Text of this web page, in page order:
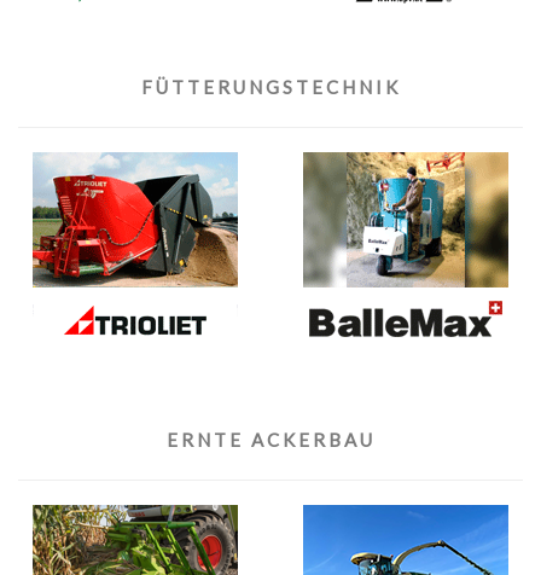
FÜTTERUNGSTECHNIK
ERNTE ACKERBAU